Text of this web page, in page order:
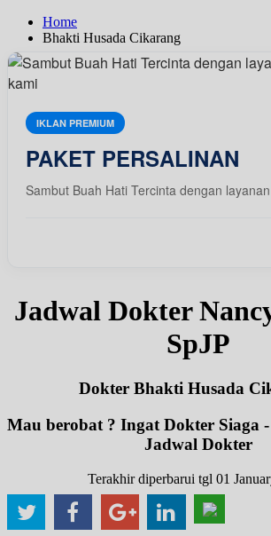
Home
Bhakti Husada Cikarang
IKLAN PREMIUM
PAKET PERSALINAN
Sambut Buah Hati Tercinta dengan
Jadwal Dokter
SpJP
Dokter Bhakti Husada
Mau berobat ? Ingat Dokter Siaga
Jadwal Dokter
Terakhir diperbarui tgl 01